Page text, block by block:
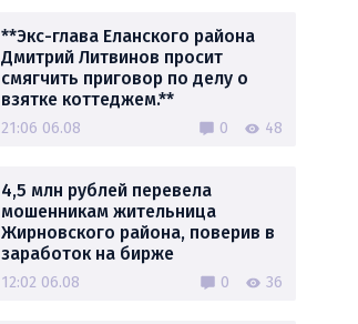
**Экс-глава Еланского района
Дмитрий Литвинов просит
смягчить приговор по делу о
взятке коттеджем.**
21:06 06.08 0 48
4,5 млн рублей перевела
мошенникам жительница
Жирновского района, поверив в
заработок на бирже
12:02 06.08 0 36